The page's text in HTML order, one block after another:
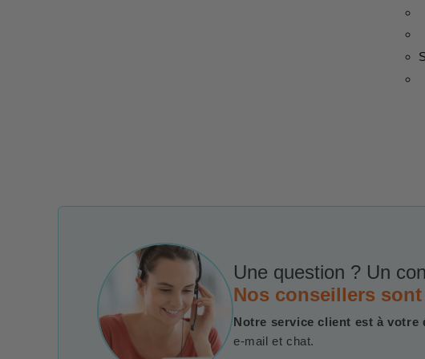
Une question ? Un
Nos conseillers
Notre service client est à votre
e-mail et chat.